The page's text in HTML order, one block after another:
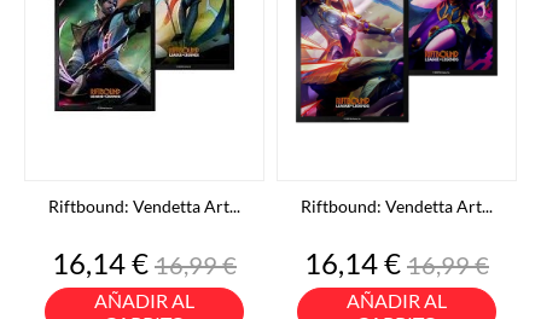
Riftbound: Vendetta Art...
Precio
16,14 €Precio
base
16,99 €
AÑADIR AL
Riftbound: Vendetta Art...
Precio
16,14 €Precio
base
16,99 €
AÑADIR AL